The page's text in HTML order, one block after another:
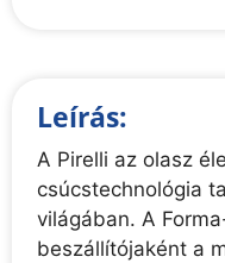
Leírás:
A Pirelli az olasz
csúcstechnológia
világában. A
beszállítójaként a